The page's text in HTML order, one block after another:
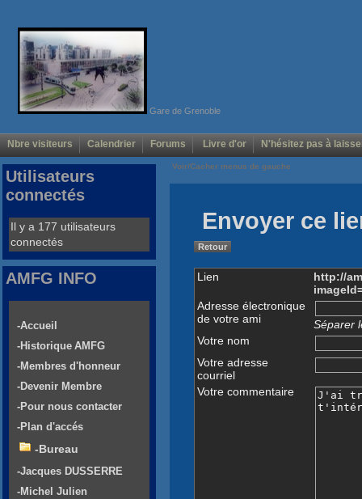
Gare de Grenoble
Nbre visiteurs Calendrier Forums Livre d'or N'hésitez pas à
Voir/Cacher menus de gauche
Envoyer ce
Retour
Lien
http://
Adresse électronique
de votre ami
Séparer
Votre nom
Votre adresse
courriel
Votre commentaire
Utilisateurs
connectés
Il y a 177 utilisateurs
connectés
AMFG INFO
-Accueil
-Historique AMFG
-Membres d'honneur
-Devenir Membre
-Pour nous contacter
-Plan d'accés
-Bureau
-Jacques DUSSERRE
-Michel Julien